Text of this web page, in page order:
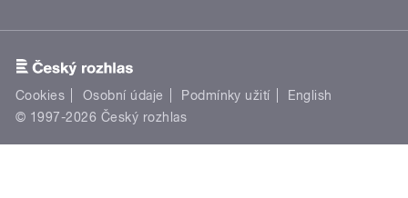
Cookies Osobní údaje Podmínky užití
English
© 1997-2026 Český rozhlas